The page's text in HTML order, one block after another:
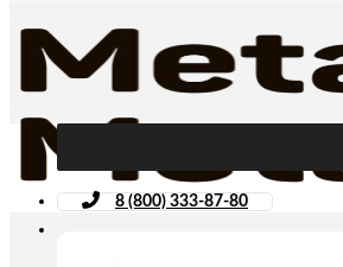
8 (800) 333-87-80